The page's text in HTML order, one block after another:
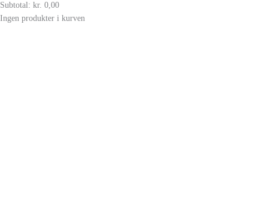
Subtotal: kr. 0,00
Ingen produkter i kurven